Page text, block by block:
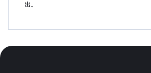
出。